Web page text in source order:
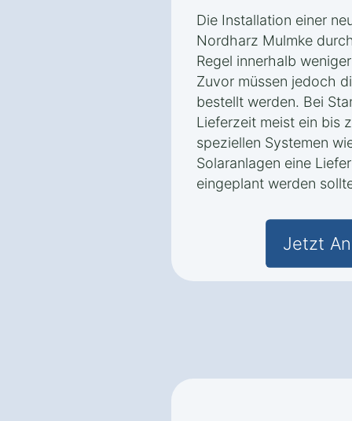
Die Installation einer
Nordharz Mulmke
Regel innerhalb
Zuvor müssen jedoch
bestellt werden. Bei
Lieferzeit meist ein bis
speziellen Systemen
Solaranlagen eine
eingeplant werden
Jetzt